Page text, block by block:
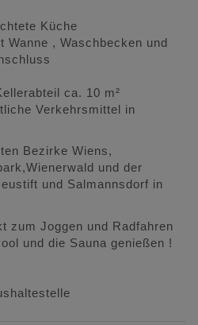
Küche
Wanne , Waschbecken und
ca. 10 m²
Verkehrsmittel in
Bezirke Wiens,
und der
und Salmannsdorf in
zum Joggen und Radfahren
und die Sauna genießen !